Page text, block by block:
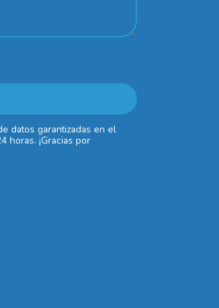
datos garantizadas en el
horas. ¡Gracias por